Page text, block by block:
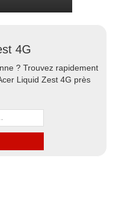
4G
? Trouvez rapidement
Liquid Zest 4G près